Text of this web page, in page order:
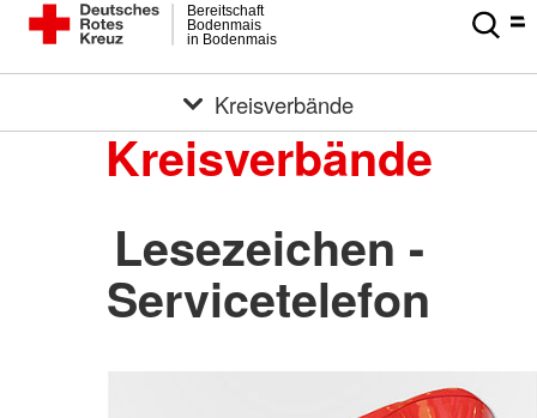
in Bodenmais
Bodenmais
Bereitschaft
Kreisverbände
Kreisverbände
Lesezeichen -
Servicetelefon